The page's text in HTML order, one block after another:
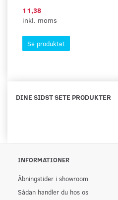
11,38
inkl. moms
Se produktet
DINE SIDST SETE PRODUKTER
INFORMATIONER
Åbningstider i showroom
Sådan handler du hos os